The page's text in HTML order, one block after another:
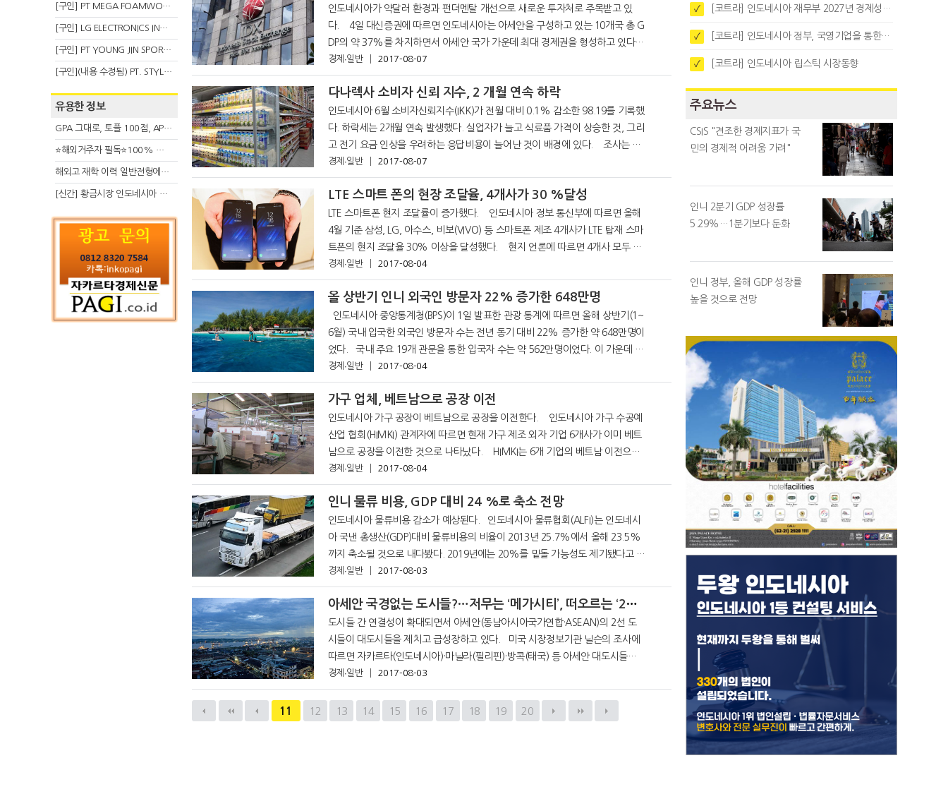
[구인] PT MEGA FOAMWORKS INDONESIA
[구인] LG ELECTRONICS INDONESIA
[구인] PT YOUNG JIN SPORT INDONESIA
[구인](내용 수정됨) PT. STYLE KOREAN INDONESIA (스타일 코리안 인도네시아)
유용한 정보
GPA 그대로, 토플 100점, AP 막막 — 원인은 하나입니다
⭐해외거주자 필독⭐100% 온라인 마지막 한국어교원 2급 추가모집 (~8/2)
해외고 재학 이력 일반전형에서 분명한 입시 강점 살리는 전략
[신간] 황금시장 인도네시아 슈퍼리치의 성공 수업
인도네시아가 약달러 환경과 펀더멘탈 개선으로 새로운 투자처로 주목받고 있
다. 4일 대신증권에 따르면 인도네시아는 아세안을 구성하고 있는 10개국 총 G
DP의 약 37%를 차지하면서 아세안 국가 가운데 최대 경제권을 형성하고 있다.
인구는 필리핀, 베트남, 태국의 3개국 인구를 합한 것과 비슷한 규모로, 유망한 생
산기지와 소
경제∙일반 2017-08-07
다나렉사 소비자 신뢰 지수, 2 개월 연속 하락
인도네시아 6월 소비자신뢰지수(IKK)가 전월 ​​대비 0.1% 감소한 98.19를 기록했
다. 하락세는 2개월 연속 발생했다. 실업자가 늘고 식료품 가격이 상승한 것, 그리
고 전기 요금 인상을 우려하는 응답비용이 늘어난 것이 배경에 있다. 조사는 전
국 6개 지역의 약 1,700 가구 이상을 대상으로 실시됐다. IKK 구
경제∙일반 2017-08-07
LTE 스마트 폰의 현장 조달율, 4개사가 30 %달성
LTE 스마트폰 현지 조달률이 증가했다. 인도네시아 정보 통신부에 따르면 올해
4월 기준 삼성, LG, 아수스, 비보(VIVO) 등 스마트폰 제조 4개사가 LTE 탑재 스마
트폰의 현지 조달율 30% 이상을 달성했다. 현지 언론에 따르면 4개사 모두 충
전기 및 이어폰, 케이블, 케이스, 포장
경제∙일반 2017-08-04
올 상반기 인니 외국인 방문자 22% 증가한 648만명
6월) 국내 입국한 외국인 방문자 수는 전년 동기 대비 22% 증가한 약 648만명이
었다. 국내 주요 19개 관문을 통한 입국자 수는 약 562만명이었다. 이 가운데 일
반 방문객은 약 547만명, 고령자를 대상으로 하는 리타
경제∙일반 2017-08-04
가구 업체, 베트남으로 공장 이전
인도네시아 가구 공장이 베트남으로 공장을 이전한다. 인도네시아 가구 수공예
산업 협회(HIMKI) 관계자에 따르면 현재 가구 제조 외자 기업 6개사가 이미 베트
남으로 공장을 이전한 것으로 나타났다. HIMKI는 6개 기업의 베트남 이전으로
인해 2만 명 이상의 실업자가 발생했다고 밝혔다.
경제∙일반 2017-08-04
인니 물류 비용, GDP 대비 24 %로 축소 전망
인도네시아 물류비용 감소가 예상된다. 인도네시아 물류협회(ALFI)는 인도네시
아 국낸 총생산(GDP)대비 물류비용의 비율이 2013년 25.7%에서 올해 23.5%
까지 축소될 것으로 내다봤다. 2019년에는 20%를 밑돌 가능성도 제기됐다고 현
지 언론이 보도했다. ALFI 관계자는 인도네시아 인프라 정비 사업
경제∙일반 2017-08-03
아세안 국경없는 도시들?…저무는 ‘메가시티’, 떠오르는 ‘2선도시’
도시들 간 연결성이 확대되면서 아세안(동남아시아국가연합·ASEAN)의 2선 도
시들이 대도시들을 제치고 급성장하고 있다. 미국 시장정보기관 닐슨의 조사에
따르면 자카르타(인도네시아)·마닐라(필리핀)·방콕(태국) 등 아세안 대도시들은 2
030년까지 2선 도시(경제가 비교적 발달한 인구 50만~500만
경제∙일반 2017-08-03
11 12 13 14 15 16 17 18 19 20
다음 맨끝 다음검색
✓ [코트라] 인도네시아 재무부 2027년 경제성장 전망 및 목표 발표
✓ [코트라] 인도네시아 정부, 국영기업을 통한 석탄·팜유·합금철 수출 중앙집중화 추진
✓ [코트라] 인도네시아 립스틱 시장동향
주요뉴스
CSIS "견조한 경제지표가 국
민의 경제적 어려움 가려"
인니 2분기 GDP 성장률
5.29%…1분기보다 둔화
인니 정부, 올해 GDP 성장률
높을 것으로 전망